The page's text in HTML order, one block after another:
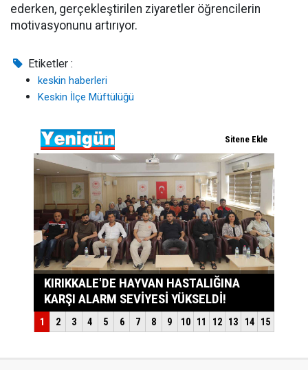
ederken, gerçekleştirilen ziyaretler öğrencilerin
motivasyonunu artırıyor.
Etiketler :
keskin haberleri
Keskin İlçe Müftülüğü